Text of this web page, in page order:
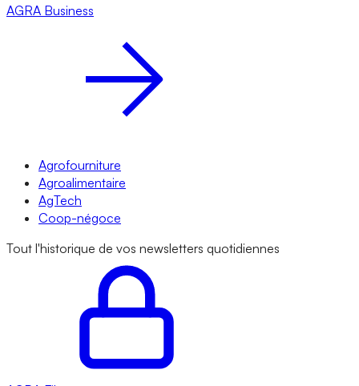
AGRA Business
Agrofourniture
Agroalimentaire
AgTech
Coop-négoce
Tout l'historique de vos newsletters quotidiennes